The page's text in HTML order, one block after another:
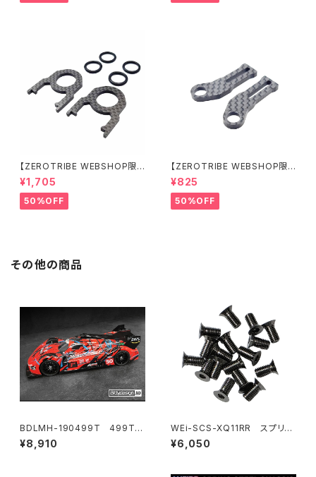
【ZEROTRIBE WEBSHOP限
定価格】RCM-BD11-TSE カ
ーボンツィーク スティックエンド
プレートセット YOKOMO BD11
用
¥1,705
50%OFF
【ZEROTRIBE WEBSHOP限
定価格】RCM-HRP-ZX-BD10
LCE Horizontalリアポストボ
ディマウンティングエクステンシ
ョンプレート Yokomo BD10L
¥825
50%OFF
その他の商品
BDLMH-190499T 499T
クリアハイパーカーボディ 1/10
190mm タミヤ TT-02用 ライ
¥8,910
WEi-SCS-XQ11RR スプリン
グスチールシャーシ用ビスセット
XQ11RR用
¥6,050